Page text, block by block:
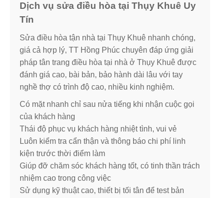
Dịch vụ sửa điều hòa tại Thụy Khuê Uy
Tín
Sửa điều hòa tận nhà tại Thụy Khuê nhanh chóng,
giá cả hợp lý, TT Hồng Phúc chuyên đáp ứng giải
pháp tân trang điều hòa tại nhà ở Thụy Khuê được
đánh giá cao, bài bản, bảo hành dài lâu với tay
nghề thợ có trình độ cao, nhiều kinh nghiệm.
Có mặt nhanh chỉ sau nửa tiếng khi nhận cuộc gọi
của khách hàng
Thái độ phục vụ khách hàng nhiệt tình, vui vẻ
Luôn kiểm tra cẩn thận và thông báo chi phí linh
kiện trước thời điểm làm
Giúp đỡ chăm sóc khách hàng tốt, có tinh thần trách
nhiệm cao trong công việc
Sử dụng kỹ thuật cao, thiết bị tối tân để test bản